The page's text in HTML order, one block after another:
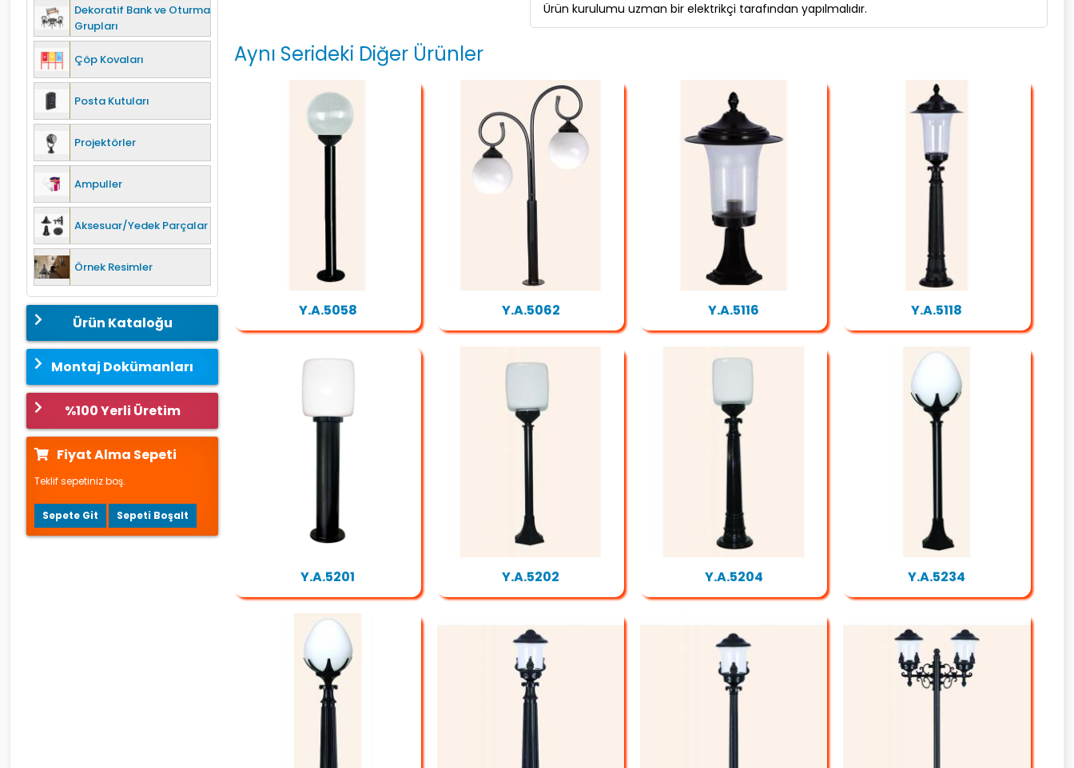
Dekoratif Bank ve Oturma
Grupları
Çöp Kovaları
Posta Kutuları
Projektörler
Ampuller
Aksesuar/Yedek Parçalar
Örnek Resimler
Ürün Kataloğu
Montaj Dokümanları
%100 Yerli Üretim
Fiyat Alma Sepeti
Teklif sepetiniz boş.
Sepete Git Sepeti Boşalt
Ürün kurulumu uzman bir elektrikçi tarafından yapılmalıdır.
Aynı Serideki Diğer Ürünler
Y.A.5058 Y.A.5062 Y.A.5116 Y.A.5118
Y.A.5201 Y.A.5202 Y.A.5204 Y.A.5234